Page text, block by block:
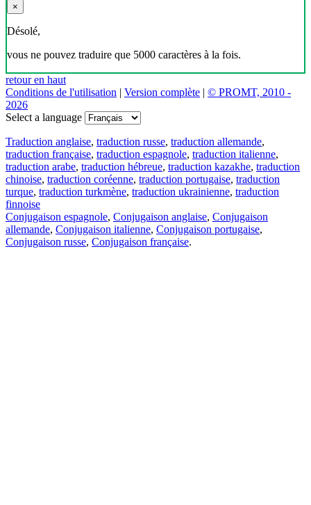
×
Désolé,
vous ne pouvez traduire que 5000 caractères à la fois.
retour en haut
Conditions de l'utilisation | Version complète | © PROMT, 2010 -
2026
Select a language
Traduction anglaise, traduction russe, traduction allemande,
traduction française, traduction espagnole, traduction italienne,
traduction arabe, traduction hébreue, traduction kazakhe, traduction
chinoise, traduction coréenne, traduction portugaise, traduction
turque, traduction turkmène, traduction ukrainienne, traduction
finnoise
Conjugaison espagnole, Conjugaison anglaise, Conjugaison
allemande, Conjugaison italienne, Conjugaison portugaise,
Conjugaison russe, Conjugaison française.